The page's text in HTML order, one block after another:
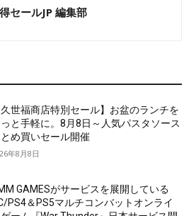
セールJP 編集部
久世福商店特別セール】お盆のランチを
っと手軽に。8月8日～人気パスタソース
とめ買いセール開催
年8月8日
GAMESがサービスを展開している
PS4＆PS5マルチコンバットオンライ